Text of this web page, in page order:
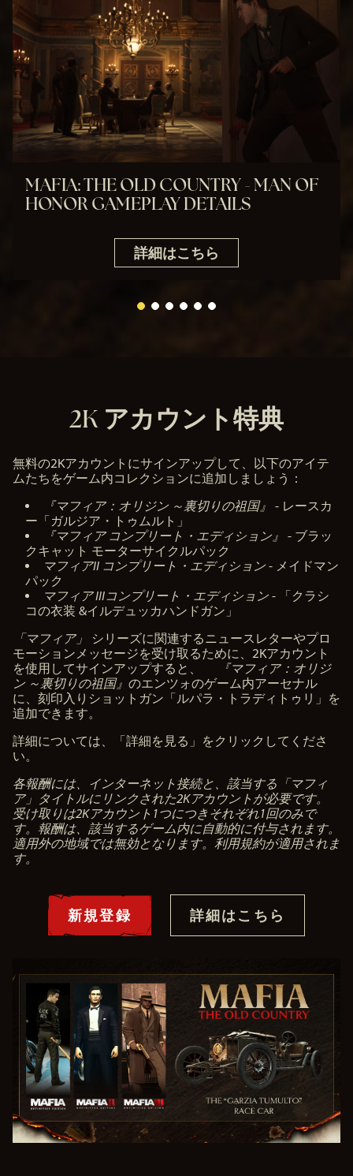
MAFIA: THE OLD COUNTRY - MAN OF
HONOR GAMEPLAY DETAILS
詳細はこちら
2K アカウント特典
無料の2Kアカウントにサインアップして、以下のアイテ
ムたちをゲーム内コレクションに追加しましょう：
『マフィア：オリジン ～裏切りの祖国』
- レースカ
ー「ガルジア・トゥムルト」
『マフィア コンプリート・エディション』
- ブラッ
クキャット モーターサイクルパック
マフィアII コンプリート・エディション- メイドマン
パック
マフィア IIIコンプリート・エディション- 「クラシ
コの衣装 &イルデュッカハンドガン」
「マフィア」
シリーズに関連するニュースレターやプロ
モーションメッセージを受け取るために、2Kアカウント
を使用してサインアップすると、
『マフィア：オリジ
ン ～裏切りの祖国』 のエンツォのゲーム内アーセナル
に、刻印入りショットガン「ルパラ・トラディトゥリ」を
追加できます。
詳細については、「詳細を見る」をクリックしてくださ
い。
各報酬には、インターネット接続と、該当する「マフィ
ア」タイトルにリンクされた2Kアカウントが必要です。
受け取りは2Kアカウント1つにつきそれぞれ1回のみで
す。報酬は、該当するゲーム内に自動的に付与されます。
適用外の地域では無効となります。利用規約が適用されま
す。
新規登録 詳細はこちら